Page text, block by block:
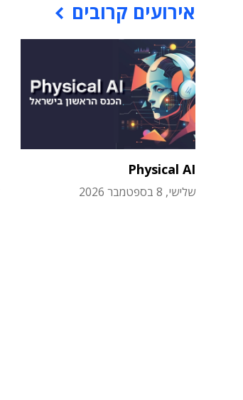
אירועים קרובים
Physical AI
שלישי, 8 בספטמבר 2026